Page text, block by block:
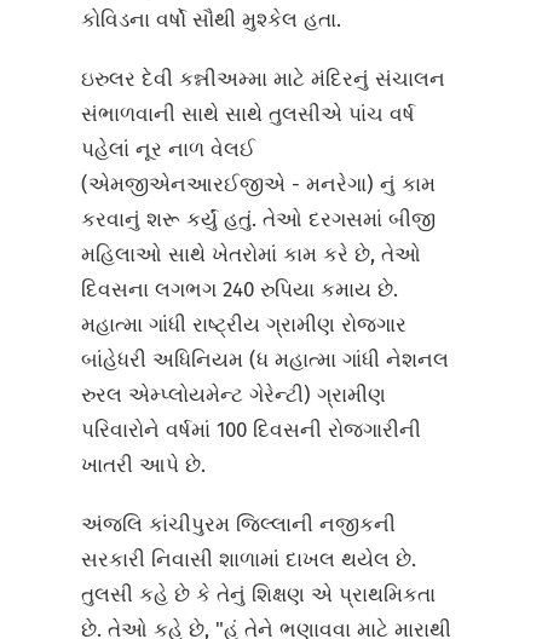
કોવિડના વર્ષો સૌથી મુશ્કેલ હતા.
ઇરુલર દેવી કન્નીઅમ્મા માટે મંદિરનું સંચાલન
સંભાળવાની સાથે સાથે તુલસીએ પાંચ વર્ષ
પહેલાં નૂર નાળ વેલઈ
(એમજીએનઆરઈજીએ - મનરેગા) નું કામ
કરવાનું શરૂ કર્યું હતું. તેઓ દરગસમાં બીજી
મહિલાઓ સાથે ખેતરોમાં કામ કરે છે, તેઓ
દિવસના લગભગ 240 રુપિયા કમાય છે.
મહાત્મા ગાંધી રાષ્ટ્રીય ગ્રામીણ રોજગાર
બાંહેધરી અધિનિયમ (ધ મહાત્મા ગાંધી નેશનલ
રુરલ એમ્પ્લોયમેન્ટ ગેરેન્ટી) ગ્રામીણ
પરિવારોને વર્ષમાં 100 દિવસની રોજગારીની
ખાતરી આપે છે.
અંજલિ કાંચીપુરમ જિલ્લાની નજીકની
સરકારી નિવાસી શાળામાં દાખલ થયેલ છે.
તુલસી કહે છે કે તેનું શિક્ષણ એ પ્રાથમિકતા
છે. તેઓ કહે છે, "હું તેને ભણાવવા માટે મારાથી